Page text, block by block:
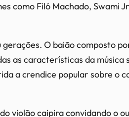
como Filó Machado, Swami
O baião composto
as características da música
a crendice popular sobre o
violão caipira convidando o